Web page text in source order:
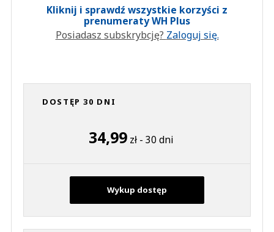
Kliknij i sprawdź wszystkie korzyści z
prenumeraty WH Plus
Posiadasz subskrybcję? Zaloguj się.
DOSTĘP 30 DNI
34,99 zł - 30 dni
Wykup dostęp